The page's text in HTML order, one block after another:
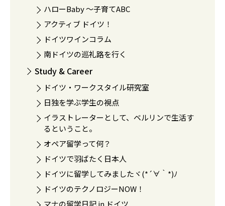
ハローBaby 〜子育てABC
アクティブ ドイツ！
ドイツワインコラム
南ドイツの巡礼路を行く
Study & Career
ドイツ・ワークスタイル研究室
日独を学ぶ学生の視点
イラストレーターとして、ベルリンで生活す
るということ。
オペア留学って何？
ドイツで羽ばたく日本人
ドイツに留学してみましたヾ(*´∀｀*)ﾉ
ドイツのテクノロジーNOW！
マナの留学日記 in ドイツ